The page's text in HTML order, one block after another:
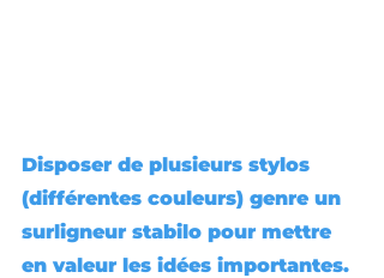
Disposer de plusieurs stylos
(différentes couleurs) genre un
surligneur stabilo pour mettre
en valeur les idées importantes.